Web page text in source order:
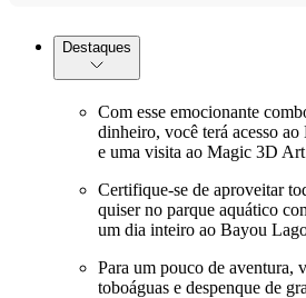
Destaques
Com esse emocionante
dinheiro, você terá acesso
e uma visita ao Magic 3D
Certifique-se de aproveitar
quiser no parque aquático
um dia inteiro ao Bayou
Para um pouco de aventura,
toboáguas e despenque de